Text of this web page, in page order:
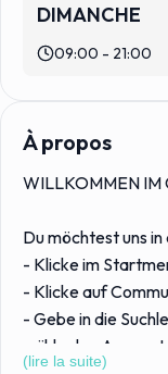
DIMANCHE
09:00 - 21:00
À propos
WILLKOMMEN IM
Du möchtest uns
- Klicke im
- Klicke auf
- Gebe in die
wähle den
(lire la suite)